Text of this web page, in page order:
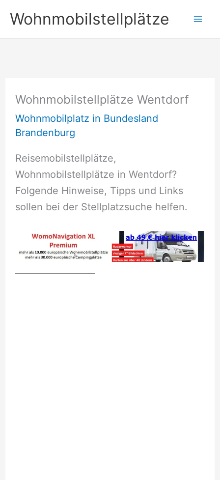
Inhalt
springen
Wohnmobilstellplätze
Wohnmobilstellplätze Wentdorf
Wohnmobilplatz in Bundesland
Brandenburg
Reisemobilstellplätze,
Wohnmobilstellplätze in Wentdorf?
Folgende Hinweise, Tipps und Links
sollen bei der Stellplatzsuche helfen.